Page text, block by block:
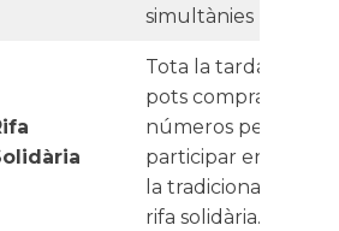
simultànies
Tota la tarda
pots comprar
números per
participar en
la tradicional
rifa solidària.